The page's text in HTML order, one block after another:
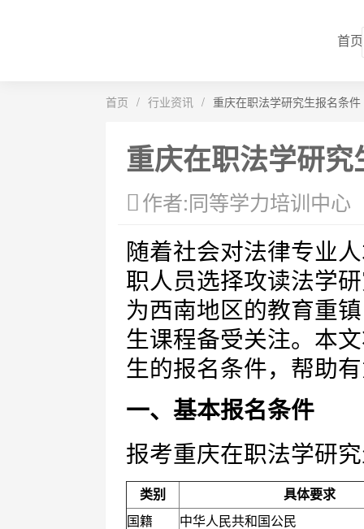
首页
首页 / 行业资讯 / 重庆在职法学研究生报名条件
重庆在职法学研究
作者:同等学力培训中心
随着社会对法律专业
职人员选择攻读法学
为西南地区的教育重
生课程备受关注。本
生的报名条件，帮助
一、基本报名条件
报考重庆在职法学研
类别
具体要求
国籍
中华人民共和国公民